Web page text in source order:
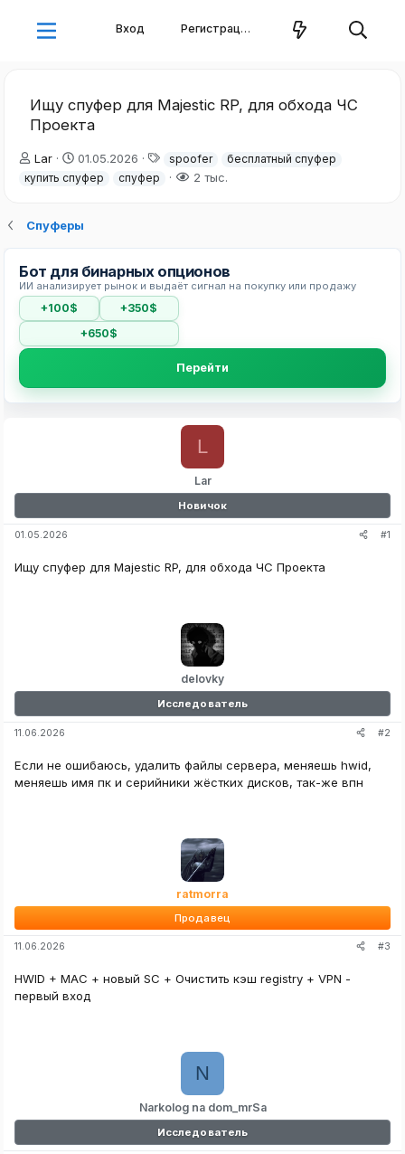
Вход Регистрация
Ищу спуфер для Majestic RP, для обхода ЧС
Проекта
А
в
р
м
ы
Lar
Д
а
т
н
а
л
01.05.2026
Тspoofer
бесплатный спуфер
купить спуфер
спуфер 2 тыс.
Спуферы
Бот для бинарных опционов
ИИ анализирует рынок и выдаёт сигнал на покупку или продажу
+100$
+350$
+650$
Перейти
Lar
L
Новичок
01.05.2026 #1
Ищу спуфер для Majestic RP, для обхода ЧС Проекта
delovky
Исследователь
11.06.2026 #2
Если не ошибаюсь, удалить файлы сервера, меняешь hwid,
меняешь имя пк и серийники жёстких дисков, так-же впн
ratmorra
Продавец
11.06.2026 #3
HWID + MAC + новый SC + Очистить кэш registry + VPN -
первый вход
Narkolog na dom_mrSa
N
Исследователь